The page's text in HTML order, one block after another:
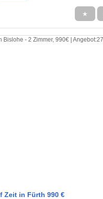
★
Zeit in Fürth 990 €